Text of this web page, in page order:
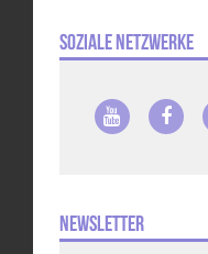
Soziale Netzwerke
Newsletter